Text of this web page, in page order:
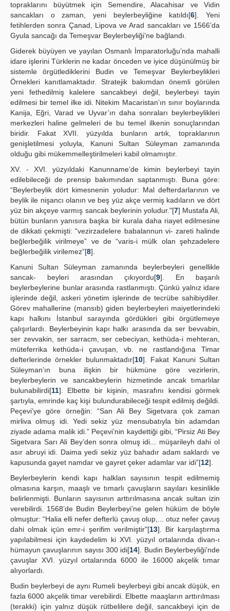
topraklarını büyütmek için Semendire, Alacahisar ve Vidin
sancakları o zaman, yeni beylerbeyliğine katıldı[6]. Yeni
fetihlerden sonra Çanad, Lipova ve Arad sancakları ve 1566’da
Gyula sancağı da Temeşvar Beylerbeyliği’ne bağlandı.
Giderek büyüyen ve yayılan Osmanlı İmparatorluğu’nda mahalli
idare işlerini Türklerin ne kadar önceden ve iyice düşünülmüş bir
sistemle örgütlediklerini Budin ve Temeşvar Beylerbeylikleri
Örnekleri kanıtlamaktadır. Stratejik bakımdan önemli görülen
yeni fethedilmiş kalelere sancakbeyi değil, beylerbeyi tayin
edilmesi bir temel ilke idi. Nitekim Macaristan’ın sınır boylarında
Kanija, Eğri, Varad ve Uyvar’ın daha sonraları beylerbeylikleri
merkezleri haline gelmeleri de bu temel ilkenin sonuçlarından
biridir. Fakat XVII. yüzyılda bunların artık, topraklarının
genişletilmesi yoluyla, Kanuni Sultan Süleyman zamanında
olduğu gibi mükemmelleştirilmeleri kabil olmamıştır.
XV. - XVI. yüzyıldaki Kanunname’de kimin beylerbeyi tayin
edilebileceği de prensip bakımından saptanmıştı. Buna göre:
“Beylerbeylik dört kimesnenin yoludur: Mal defterdarlarının ve
beylik ile nişancı olanın ve beş yüz akçe vermiş kadıların ve dört
yüz bin akçeye varmış sancak beylerinin yoludur."[7] Mustafa Ali,
bütün bunların yanısıra başka bir kurala daha riayet edilmesine
de dikkati çekmişti: “vezirzadelere babalannun vi- zareti halinde
beğlerbeğilik virilmeye” ve de “varis-i mülk olan şehzadelere
beğlerbeğilik virilemez”[8].
Kanuni Sultan Süleyman zamanında beylerbeyleri genellikle
sancak- beyleri arasından çıkıyordu[9]. En başarılı
beylerbeylerine bunlar arasında rastlanmıştı. Çünkü yalnız idare
işlerinde değil, askeri yönetim işlerinde de tecrübe sahibiydiler.
Görev mahallerine (mansıb) giden beylerbeyleri maiyetlerindeki
kapı halkını İstanbul sarayında gördükleri gibi örgütlemeye
çalışırlardı. Beylerbeyinin kapı halkı arasında da ser bevvabin,
ser zevvakin, ser sarracm, ser cebeciyan, kethüda-i mehteran,
müteferrika kethüda-i çavuşan, vb. ne rastlandığına Timar
defterlerinde örnekler bulunmaktadır[10]. Fakat Kanuni Sultan
Süleyman’ın buna ilişkin bir hükmüne göre vezirlerin,
beylerbeylerin ve sancakbeylerin hizmetinde ancak tımarlılar
bulunabilirdi[11]. Elbette bir kişinin, masrafını kendisi görmek
şartıyla, emrinde kaç kişi bulundurabileceği tespit edilmiş değildi.
Peçevi’ye göre örneğin: “San Ali Bey Sigetvara çok zaman
mirliva olmuş idi. Yedi sekiz yüz mensubatıyla bin adamdan
ziyade adama malik idi.” Peçevi’nin kaydettiği gibi, “Pirsiz Ati Bey
Sigetvara Sarı Ali Bey’den sonra olmuş idi... müşarileyh dahi ol
asır abruyi idi. Daima yedi sekiz yüz bahadır adam saklardı ve
kapusunda gayet namdar ve gayret çeker adamlar var idi”[12].
Beylerbeylerin kendi kapı halklan sayısının tespit edilmemiş
olmasına karşın, maaşlı ve tımarlı çavuşların sayıları kesinlikle
belirlenmişti. Bunların sayısının arttırılmasına ancak sultan izin
verebilirdi. 1568’de Budin Beylerbeyi’ne gelen hüküm de böyle
olmuştur: “Halia elli nefer defterlü çavuş olup,... otuz nefer çavuş
dahi olmak içün emr-i şerifim verilmiştir"[13]. Bir karşılaştırma
yapılabilmesi için kaydedelim ki XVI. yüzyıl ortalarında divan-ı
hümayun çavuşlarının sayısı 300 idi[14]. Budin Beylerbeyliği’nde
çavuşlar XVI. yüzyıl ortalarında 6000 ile 16000 akçelik tımar
alıyorlardı.
Budin beylerbeyi de aynı Rumeli beylerbeyi gibi ancak düşük, en
fazla 6000 akçelik timar verebilirdi. Elbette maaşların arttırılması
(terakki) için yalnız düşük rütbelilere değil, sancakbeyi için de